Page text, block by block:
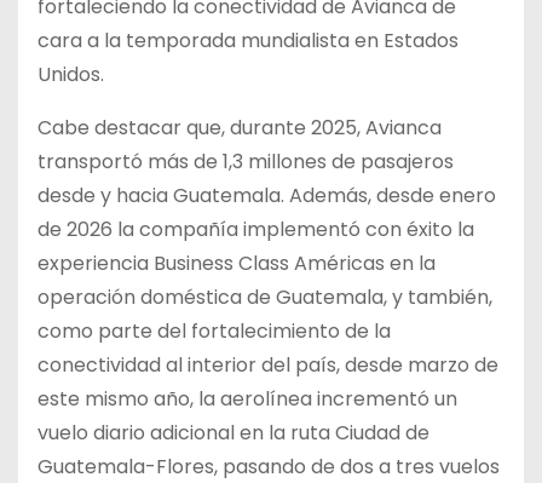
fortaleciendo la conectividad de Avianca de
cara a la temporada mundialista en Estados
Unidos.
Cabe destacar que, durante 2025, Avianca
transportó más de 1,3 millones de pasajeros
desde y hacia Guatemala. Además, desde enero
de 2026 la compañía implementó con éxito la
experiencia Business Class Américas en la
operación doméstica de Guatemala, y también,
como parte del fortalecimiento de la
conectividad al interior del país, desde marzo de
este mismo año, la aerolínea incrementó un
vuelo diario adicional en la ruta Ciudad de
Guatemala-Flores, pasando de dos a tres vuelos